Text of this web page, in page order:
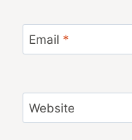
Email *
Website